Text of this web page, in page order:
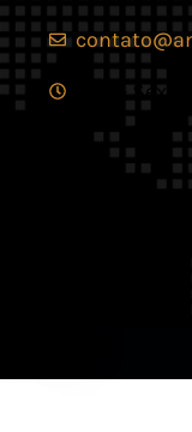
Seg. - Sex.,